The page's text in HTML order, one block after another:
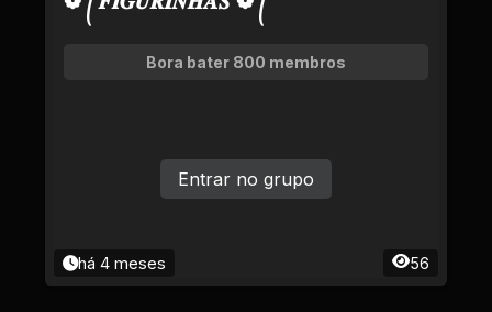
Bora bater 800 membros
há 4 meses 56
Entrar no grupo